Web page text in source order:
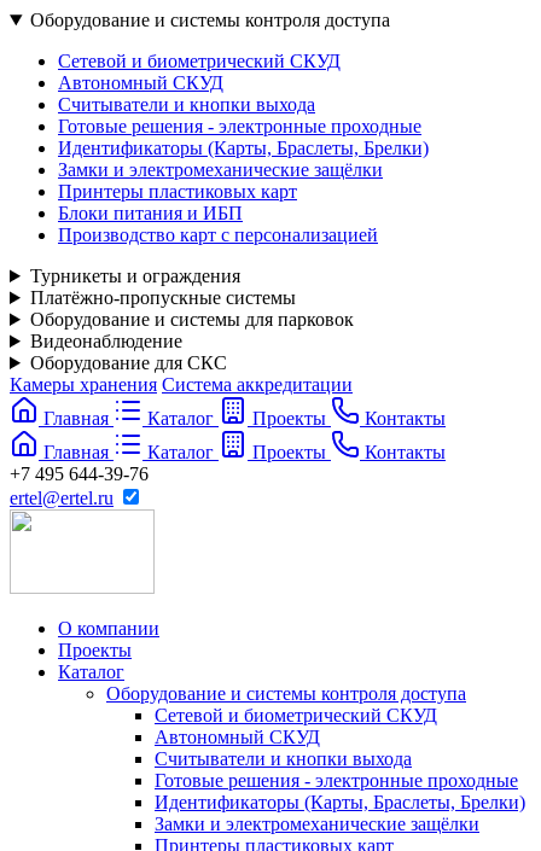
Оборудование и системы контроля доступа
Сетевой и биометрический СКУД
Автономный СКУД
Считыватели и кнопки выхода
Готовые решения - электронные проходные
Идентификаторы (Карты, Браслеты, Брелки)
Замки и электромеханические защёлки
Принтеры пластиковых карт
Блоки питания и ИБП
Производство карт с персонализацией
Турникеты и ограждения
Платёжно-пропускные системы
Оборудование и системы для парковок
Видеонаблюдение
Оборудование для СКС
Камеры хранения Система аккредитации
Главная
Каталог Проекты
Контакты
Главная
Каталог Проекты
Контакты
+7 495 644-39-76
ertel@ertel.ru
О компании
Проекты
Каталог
Оборудование и системы контроля доступа
Сетевой и биометрический СКУД
Автономный СКУД
Считыватели и кнопки выхода
Готовые решения - электронные проходные
Идентификаторы (Карты, Браслеты, Брелки)
Замки и электромеханические защёлки
Принтеры пластиковых карт